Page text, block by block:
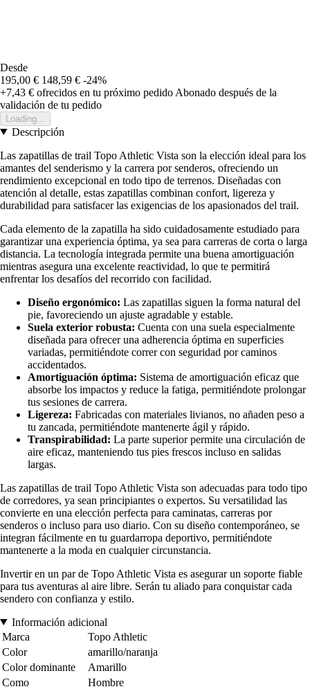
Desde
195,00 € 148,59 € -24%
+7,43 € ofrecidos en tu próximo pedido Abonado después de la
validación de tu pedido
Loading...
Descripción
Las zapatillas de trail Topo Athletic Vista son la elección ideal para los
amantes del senderismo y la carrera por senderos, ofreciendo un
rendimiento excepcional en todo tipo de terrenos. Diseñadas con
atención al detalle, estas zapatillas combinan confort, ligereza y
durabilidad para satisfacer las exigencias de los apasionados del trail.
Cada elemento de la zapatilla ha sido cuidadosamente estudiado para
garantizar una experiencia óptima, ya sea para carreras de corta o larga
distancia. La tecnología integrada permite una buena amortiguación
mientras asegura una excelente reactividad, lo que te permitirá
enfrentar los desafíos del recorrido con facilidad.
Diseño ergonómico: Las zapatillas siguen la forma natural del
pie, favoreciendo un ajuste agradable y estable.
Suela exterior robusta: Cuenta con una suela especialmente
diseñada para ofrecer una adherencia óptima en superficies
variadas, permitiéndote correr con seguridad por caminos
accidentados.
Amortiguación óptima: Sistema de amortiguación eficaz que
absorbe los impactos y reduce la fatiga, permitiéndote prolongar
tus sesiones de carrera.
Ligereza: Fabricadas con materiales livianos, no añaden peso a
tu zancada, permitiéndote mantenerte ágil y rápido.
Transpirabilidad: La parte superior permite una circulación de
aire eficaz, manteniendo tus pies frescos incluso en salidas
largas.
Las zapatillas de trail Topo Athletic Vista son adecuadas para todo tipo
de corredores, ya sean principiantes o expertos. Su versatilidad las
convierte en una elección perfecta para caminatas, carreras por
senderos o incluso para uso diario. Con su diseño contemporáneo, se
integran fácilmente en tu guardarropa deportivo, permitiéndote
mantenerte a la moda en cualquier circunstancia.
Invertir en un par de Topo Athletic Vista es asegurar un soporte fiable
para tus aventuras al aire libre. Serán tu aliado para conquistar cada
sendero con confianza y estilo.
Información adicional
Marca
Topo Athletic
Color
amarillo/naranja
Color dominante
Amarillo
Como
Hombre